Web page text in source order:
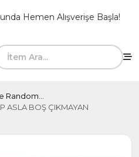
Hemen Alışverişe Başla!
Random...
ASLA BOŞ ÇIKMAYAN